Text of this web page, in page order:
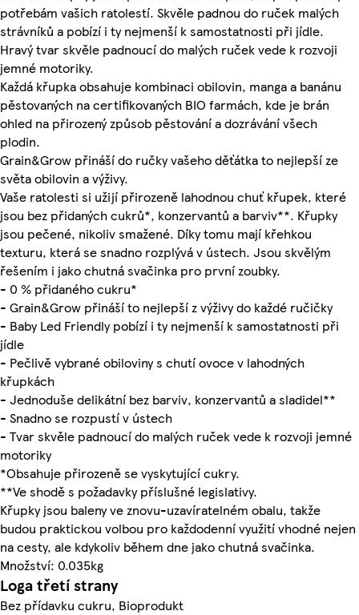
potřebám vašich ratolestí. Skvěle padnou do ruček malých
strávníků a pobízí i ty nejmenší k samostatnosti při jídle.
Hravý tvar skvěle padnoucí do malých ruček vede k rozvoji
jemné motoriky.
Každá křupka obsahuje kombinaci obilovin, manga a banánu
pěstovaných na certifikovaných BIO farmách, kde je brán
ohled na přirozený způsob pěstování a dozrávání všech
plodin.
Grain&Grow přináší do ručky vašeho děťátka to nejlepší ze
světa obilovin a výživy.
Vaše ratolesti si užijí přirozeně lahodnou chuť křupek, které
jsou bez přidaných cukrů*, konzervantů a barviv**. Křupky
jsou pečené, nikoliv smažené. Díky tomu mají křehkou
texturu, která se snadno rozplývá v ústech. Jsou skvělým
řešením i jako chutná svačinka pro první zoubky.
- 0 % přidaného cukru*
- Grain&Grow přináší to nejlepší z výživy do každé ručičky
- Baby Led Friendly pobízí i ty nejmenší k samostatnosti při
jídle
- Pečlivě vybrané obiloviny s chutí ovoce v lahodných
křupkách
- Jednoduše delikátní bez barviv, konzervantů a sladidel**
- Snadno se rozpustí v ústech
- Tvar skvěle padnoucí do malých ruček vede k rozvoji jemné
motoriky
*Obsahuje přirozeně se vyskytující cukry.
**Ve shodě s požadavky příslušné legislativy.
Křupky jsou baleny ve znovu-uzavíratelném obalu, takže
budou praktickou volbou pro každodenní využití vhodné nejen
na cesty, ale kdykoliv během dne jako chutná svačinka.
Množství: 0.035kg
Loga třetí strany
Bez přídavku cukru, Bioprodukt